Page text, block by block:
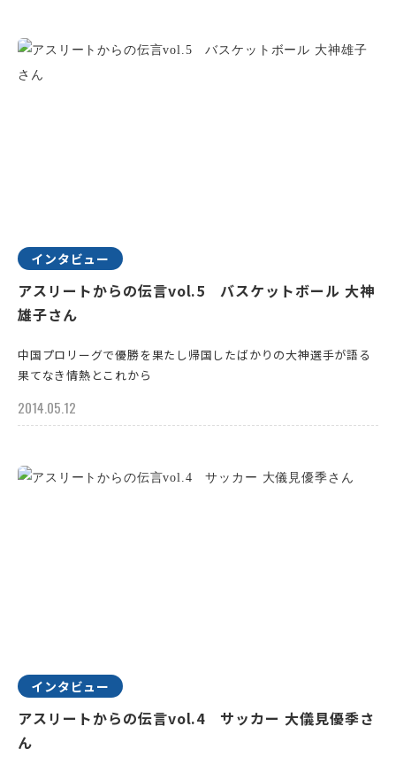
インタビュー
アスリートからの伝言vol.5 バスケットボール 大神
雄子さん
中国プロリーグで優勝を果たし帰国したばかりの大神選手が語る
果てなき情熱とこれから
2014.05.12
インタビュー
アスリートからの伝言vol.4 サッカー 大儀見優季さ
ん